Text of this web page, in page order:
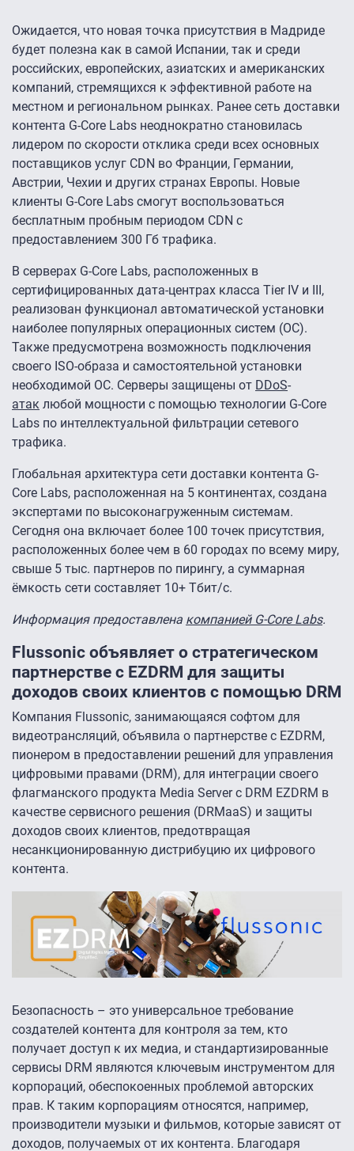
Ожидается, что новая точка присутствия в Мадриде
будет полезна как в самой Испании, так и среди
российских, европейских, азиатских и американских
компаний, стремящихся к эффективной работе на
местном и региональном рынках. Ранее сеть доставки
контента G-Core Labs неоднократно становилась
лидером по скорости отклика среди всех основных
поставщиков услуг CDN во Франции, Германии,
Австрии, Чехии и других странах Европы. Новые
клиенты G-Core Labs смогут воспользоваться
бесплатным пробным периодом CDN с
предоставлением 300 Гб трафика.
В серверах G-Core Labs, расположенных в
сертифицированных дата-центрах класса Tier IV и III,
реализован функционал автоматической установки
наиболее популярных операционных систем (ОС).
Также предусмотрена возможность подключения
своего ISO-образа и самостоятельной установки
необходимой ОС. Серверы защищены от DDoS-
атак любой мощности с помощью технологии G-Core
Labs по интеллектуальной фильтрации сетевого
трафика.
Глобальная архитектура сети доставки контента G-
Core Labs, расположенная на 5 континентах, создана
экспертами по высоконагруженным системам.
Сегодня она включает более 100 точек присутствия,
расположенных более чем в 60 городах по всему миру,
свыше 5 тыс. партнеров по пирингу, а суммарная
ёмкость сети составляет 10+ Тбит/с.
Информация предоставлена компанией G-Core Labs.
Flussonic объявляет о стратегическом
партнерстве с EZDRM для защиты
доходов своих клиентов с помощью DRM
Компания Flussonic, занимающаяся софтом для
видеотрансляций, объявила о партнерстве с EZDRM,
пионером в предоставлении решений для управления
цифровыми правами (DRM), для интеграции своего
флагманского продукта Media Server с DRM EZDRM в
качестве сервисного решения (DRMaaS) и защиты
доходов своих клиентов, предотвращая
несанкционированную дистрибуцию их цифрового
контента.
Безопасность – это универсальное требование
создателей контента для контроля за тем, кто
получает доступ к их медиа, и стандартизированные
сервисы DRM являются ключевым инструментом для
корпораций, обеспокоенных проблемой авторских
прав. К таким корпорациям относятся, например,
производители музыки и фильмов, которые зависят от
доходов, получаемых от их контента. Благодаря